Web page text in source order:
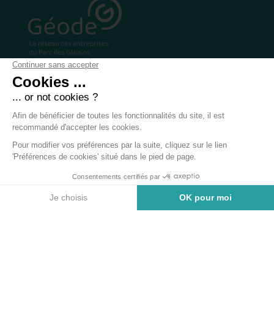
ADRESSE
Association Géode
C/O Sopra Stéria
Immeuble La Cordée, 2e étage
74940 Annecy-le-Vieux
contact@geodeannecy.org